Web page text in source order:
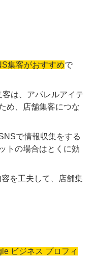
集客がおすすめで
は、アパレルアイテ
め​、​店舗集客につな
で情報収集をする
トの場合はとくに効
を工夫して、店舗集
ビジネス プロフィ